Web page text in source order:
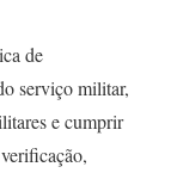
de
serviço militar,
e cumprir